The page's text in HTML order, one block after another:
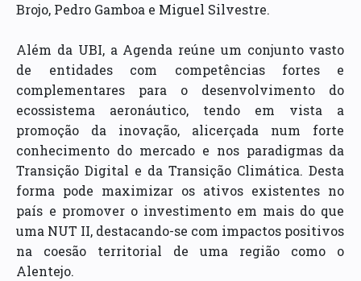
Brojo, Pedro Gamboa e Miguel Silvestre.
Além da UBI, a Agenda reúne um conjunto vasto
de entidades com competências fortes e
complementares para o desenvolvimento do
ecossistema aeronáutico, tendo em vista a
promoção da inovação, alicerçada num forte
conhecimento do mercado e nos paradigmas da
Transição Digital e da Transição Climática. Desta
forma pode maximizar os ativos existentes no
país e promover o investimento em mais do que
uma NUT II, destacando-se com impactos positivos
na coesão territorial de uma região como o
Alentejo.